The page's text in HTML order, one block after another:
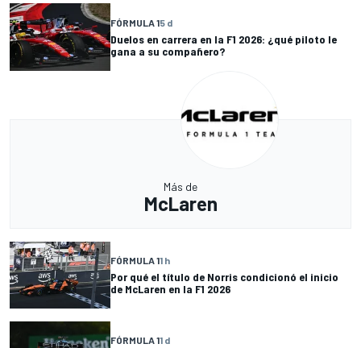
FÓRMULA 15 d
Duelos en carrera en la F1 2026: ¿qué piloto le
gana a su compañero?
Más de
McLaren
FÓRMULA 11 h
Por qué el título de Norris condicionó el inicio
de McLaren en la F1 2026
FÓRMULA 11 d